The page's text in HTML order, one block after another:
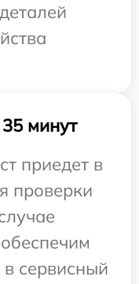
минут
приедет в
проверки
сервисный